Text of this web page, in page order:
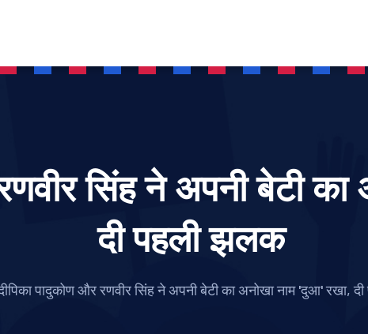
सिंह ने अपनी बेटी
दी पहली झलक
पादुकोण और रणवीर सिंह ने अपनी बेटी का अनोखा नाम 'दुआ' रखा,